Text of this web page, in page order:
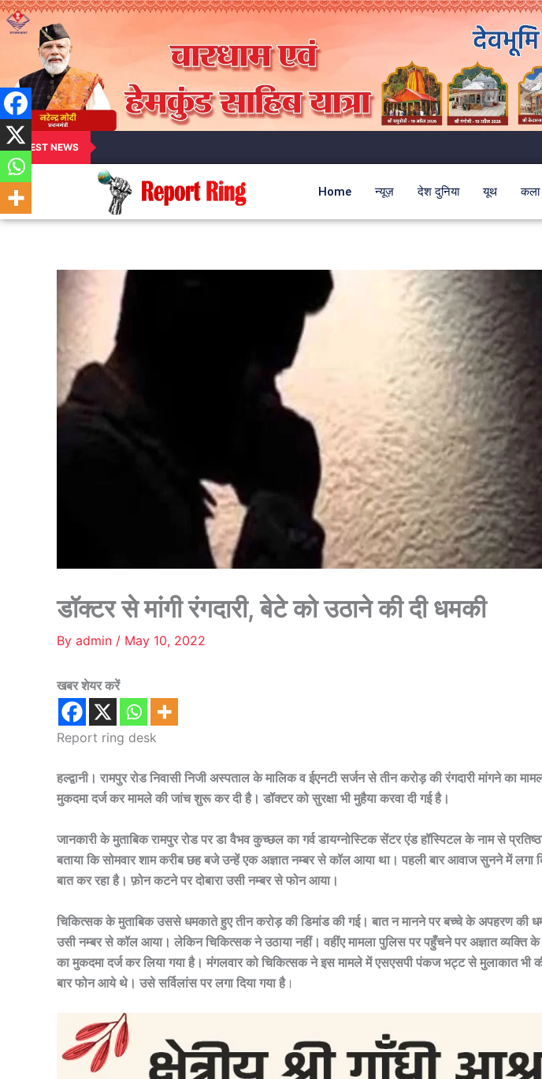
LATEST NEWS
Home न्यूज़ देश दुनिया यूथ कला
डॉक्टर से मांगी रंगदारी, बेटे को उठाने की दी धमकी
By admin / May 10, 2022
खबर शेयर करें
Report ring desk
हल्द्वानी। रामपुर रोड निवासी निजी अस्पताल के मालिक व ईएनटी सर्जन से तीन करोड़ की रंगदारी मांगने का
मुकदमा दर्ज कर मामले की जांच शुरू कर दी है। डॉक्टर को सुरक्षा भी मुहैया करवा दी गई है।
जानकारी के मुताबिक रामपुर रोड पर डा वैभव कुच्छल का गर्व डायग्नोस्टिक सेंटर एंड हॉस्पिटल के नाम से
बताया कि सोमवार शाम करीब छह बजे उन्हें एक अज्ञात नम्बर से कॉल आया था। पहली बार आवाज सुनने में लगा
बात कर रहा है। फ़ोन कटने पर दोबारा उसी नम्बर से फोन आया।
चिकित्सक के मुताबिक उससे धमकाते हुए तीन करोड़ की डिमांड की गई। बात न मानने पर बच्चे के अपहरण की
उसी नम्बर से कॉल आया। लेकिन चिकित्सक ने उठाया नहीं। वहींए मामला पुलिस पर पहुँचने पर अज्ञात व्यक्ति
का मुकदमा दर्ज कर लिया गया है। मंगलवार को चिकित्सक ने इस मामले में एसएसपी पंकज भट्ट से मुलाकात भी
बार फोन आये थे। उसे सर्विलांस पर लगा दिया गया है।